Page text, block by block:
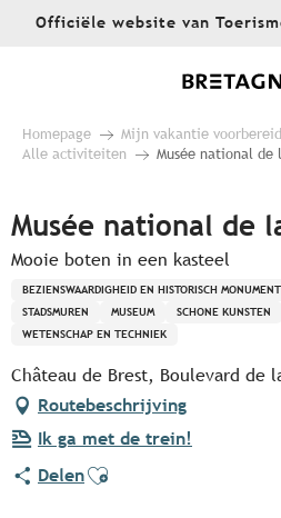
AllerOfficiële website van
Homepage Mijn vakantie
Alle activiteiten
Musée national de
Musée national de
Mooie boten in een kasteel
BEZIENSWAARDIGHEID EN HISTORISCH MONUMENT
STADSMUREN
MUSEUM SCHONE KUNSTEN
WETENSCHAP EN TECHNIEK
Château de Brest, Boulevard de
Routebeschrijving
Ik ga met de trein!
DelenAjouter aux favoris